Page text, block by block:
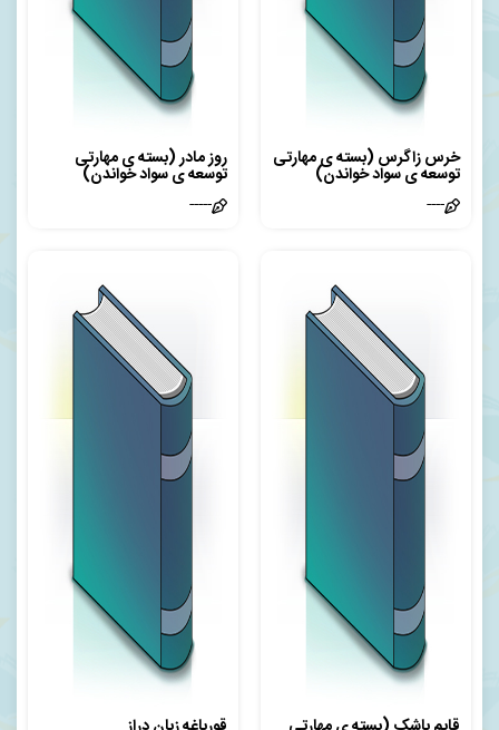
خرس زاگرس (بسته ی مهارتی
توسعه ی سواد خواندن)
----
روز مادر (بسته ی مهارتی
توسعه ی سواد خواندن)
-----